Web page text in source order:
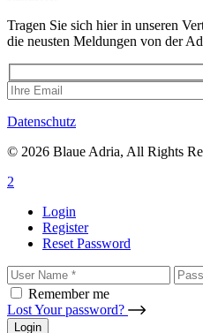
Tragen Sie sich hier in unseren
die neusten Meldungen von der
Datenschutz
© 2026 Blaue Adria, All Rights
Login
Register
Reset Password
Remember me
Lost Your password?
Login